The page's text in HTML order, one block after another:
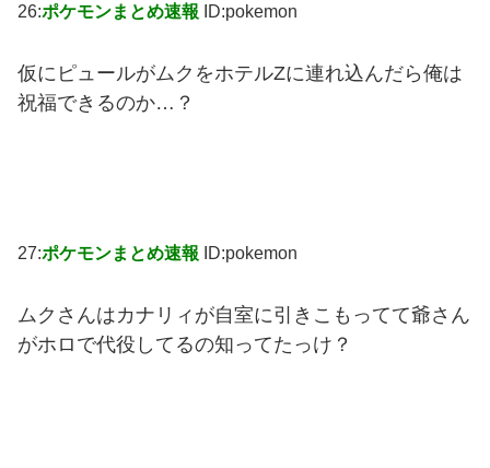
26:ポケモンまとめ速報 ID:pokemon
仮にピュールがムクをホテルZに連れ込んだら俺は
祝福できるのか…？
27:ポケモンまとめ速報 ID:pokemon
ムクさんはカナリィが自室に引きこもってて爺さん
がホロで代役してるの知ってたっけ？